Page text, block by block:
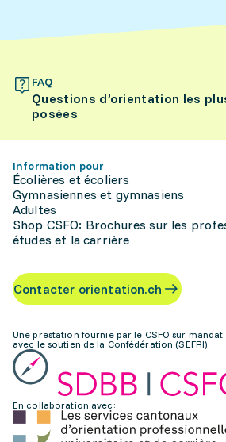
FAQ
Questions d’orientation les
posées
Information pour
Écolières et écoliers
Gymnasiennes et gymnasiens
Adultes
Shop CSFO: Brochures sur les
études et la carrière
Contacter orientation.ch
Une prestation fournie par le CSFO sur mandat
avec le soutien de la Confédération (SEFRI)
En collaboration avec: